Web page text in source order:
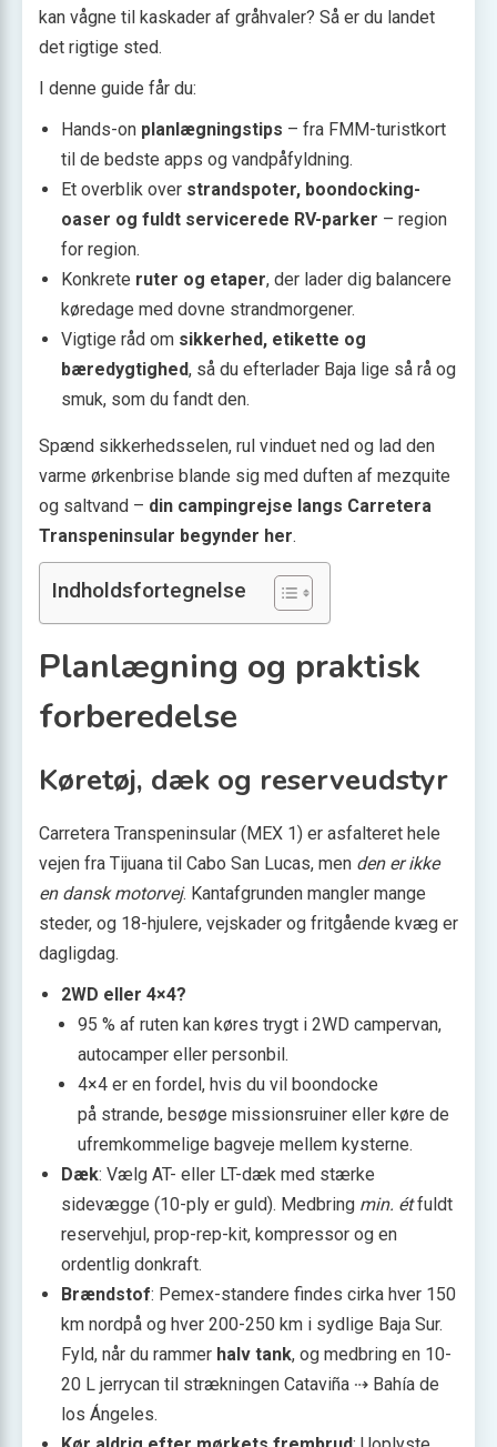
kan vågne til kaskader af gråhvaler? Så er du landet
det rigtige sted.
I denne guide får du:
Hands-on planlægningstips – fra FMM-turistkort
til de bedste apps og vandpåfyldning.
Et overblik over strandspoter, boondocking-
oaser og fuldt servicerede RV-parker – region
for region.
Konkrete ruter og etaper, der lader dig balancere
køredage med dovne strandmorgener.
Vigtige råd om sikkerhed, etikette og
bæredygtighed, så du efterlader Baja lige så rå og
smuk, som du fandt den.
Spænd sikkerhedsselen, rul vinduet ned og lad den
varme ørkenbrise blande sig med duften af mezquite
og saltvand – din campingrejse langs Carretera
Transpeninsular begynder her.
Indholdsfortegnelse
Planlægning og praktisk
forberedelse
Køretøj, dæk og reserveudstyr
Carretera Transpeninsular (MEX 1) er asfalteret hele
vejen fra Tijuana til Cabo San Lucas, men den er ikke
en dansk motorvej. Kantafgrunden mangler mange
steder, og 18-hjulere, vejskader og fritgående kvæg er
dagligdag.
2WD eller 4×4?
95 % af ruten kan køres trygt i 2WD campervan,
autocamper eller personbil.
4×4 er en fordel, hvis du vil boondocke
på strande, besøge missionsruiner eller køre de
ufremkommelige bagveje mellem kysterne.
Dæk: Vælg AT- eller LT-dæk med stærke
sidevægge (10-ply er guld). Medbring min. étfuldt
reservehjul, prop-rep-kit, kompressor og en
ordentlig donkraft.
Brændstof: Pemex-standere findes cirka hver 150
km nordpå og hver 200-250 km i sydlige Baja Sur.
Fyld, når du rammer halv tank, og medbring en 10-
20 L jerrycan til strækningen Cataviña ⇢ Bahía de
los Ángeles.